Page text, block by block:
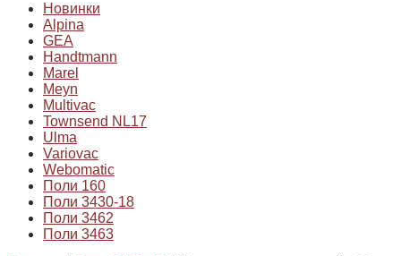
Новинки
Alpina
GEA
Handtmann
Marel
Meyn
Multivac
Townsend NL17
Ulma
Variovac
Webomatic
Поли 160
Поли 3430-18
Поли 3462
Поли 3463